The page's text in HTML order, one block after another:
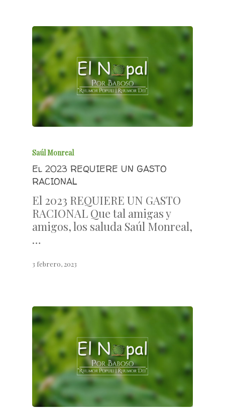
Saúl Monreal
El 2023 REQUIERE UN GASTO
RACIONAL
El 2023 REQUIERE UN GASTO
RACIONAL Que tal amigas y
amigos, los saluda Saúl Monreal,
…
3 febrero, 2023